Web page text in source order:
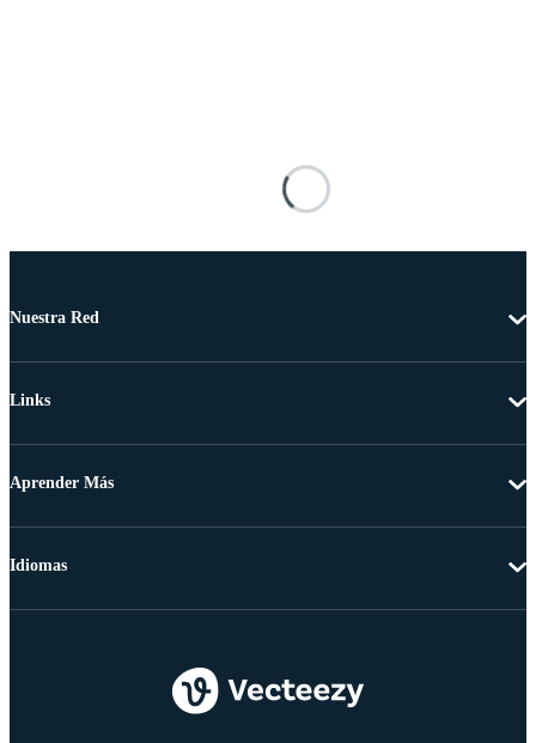
Nuestra Red
Links
Aprender Más
Idiomas